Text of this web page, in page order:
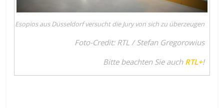
Esopios aus Düsseldorf versucht die Jury von sich zu überzeugen
Foto-Credit: RTL / Stefan Gregorowius
Bitte beachten Sie auch RTL+!